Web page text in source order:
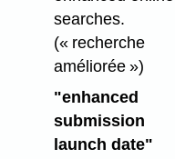
searches.
(« recherche
améliorée »)
"enhanced
submission
launch date"